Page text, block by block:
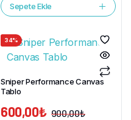
Sepete Ekle
34%
Sniper Performance Canvas
Tablo
900,00₺
600,00₺